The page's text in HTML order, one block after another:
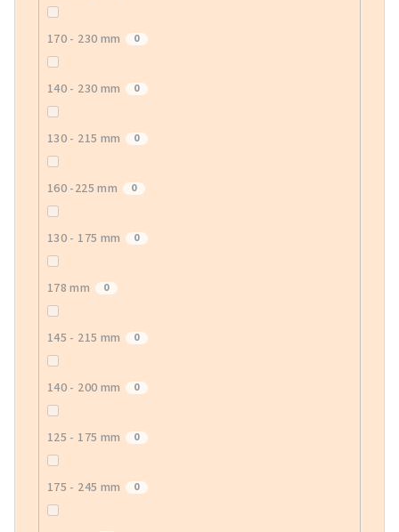
170 - 230 mm 0
140 - 230 mm 0
130 - 215 mm 0
160 -225 mm 0
130 - 175 mm 0
178 mm 0
145 - 215 mm 0
140 - 200 mm 0
125 - 175 mm 0
175 - 245 mm 0